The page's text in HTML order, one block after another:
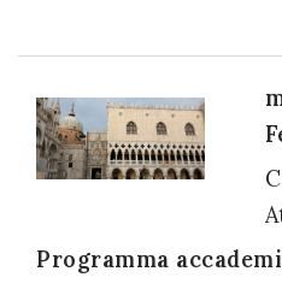
Programma